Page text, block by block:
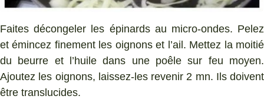
Faites décongeler les épinards au micro-ondes. Pelez
et émincez finement les oignons et l’ail. Mettez la moitié
du beurre et l’huile dans une poêle sur feu moyen.
Ajoutez les oignons, laissez-les revenir 2 mn. Ils doivent
être translucides.